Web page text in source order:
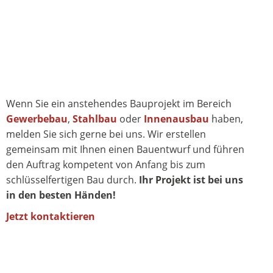
Wenn Sie ein anstehendes Bauprojekt im Bereich
Gewerbebau, Stahlbau oder Innenausbau haben,
melden Sie sich gerne bei uns. Wir erstellen
gemeinsam mit Ihnen einen Bauentwurf und führen
den Auftrag kompetent von Anfang bis zum
schlüsselfertigen Bau durch. Ihr Projekt ist bei uns
in den besten Händen!
Jetzt kontaktieren